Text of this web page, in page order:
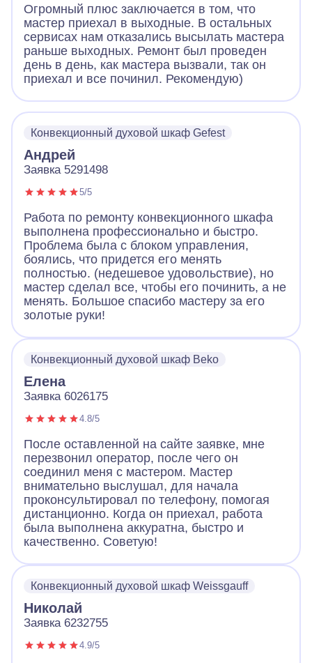
Огромный плюс заключается в том, что
мастер приехал в выходные. В остальных
сервисах нам отказались высылать мастера
раньше выходных. Ремонт был проведен
день в день, как мастера вызвали, так он
приехал и все починил. Рекомендую)
Конвекционный духовой шкаф Gefest
Андрей
Заявка 5291498
5/5
Работа по ремонту конвекционного шкафа
выполнена профессионально и быстро.
Проблема была с блоком управления,
боялись, что придется его менять
полностью. (недешевое удовольствие), но
мастер сделал все, чтобы его починить, а не
менять. Большое спасибо мастеру за его
золотые руки!
Конвекционный духовой шкаф Beko
Елена
Заявка 6026175
4.8/5
После оставленной на сайте заявке, мне
перезвонил оператор, после чего он
соединил меня с мастером. Мастер
внимательно выслушал, для начала
проконсультировал по телефону, помогая
дистанционно. Когда он приехал, работа
была выполнена аккуратна, быстро и
качественно. Советую!
Конвекционный духовой шкаф Weissgauff
Николай
Заявка 6232755
4.9/5